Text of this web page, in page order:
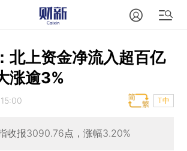
北上资金净流入超百亿
涨逾3%
T中
收报3090.76点，涨幅3.20%